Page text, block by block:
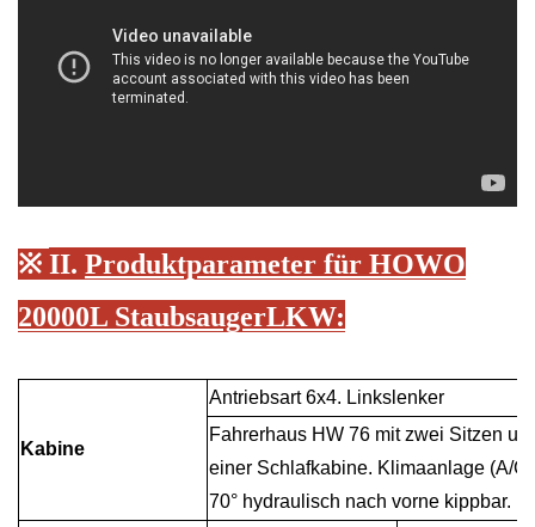
※ II. Produktparameter für HOWO
20000L StaubsaugerLKW:
Kabine
Antriebsart 6x4. Linkslenker
Fahrerhaus HW 76 mit zwei Sitzen
einer Schlafkabine. Klimaanlage (A/
70° hydraulisch nach vorne kippbar.